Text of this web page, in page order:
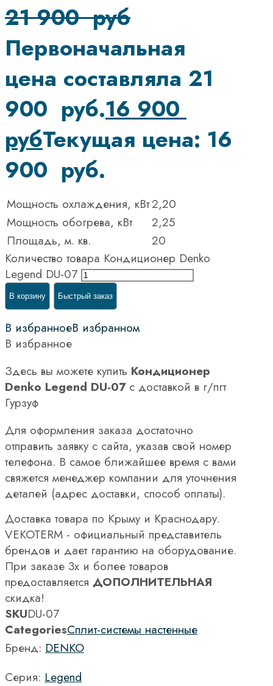
21 900руб
Первоначальная
цена составляла 21
900 руб.16 900
рубТекущая цена: 16
900 руб.
Мощность охлаждения, кВт2,20
Мощность обогрева, кВт
2,25
Площадь, м. кв.
20
Количество товара Кондиционер Denko
Legend DU-07
В корзину Быстрый заказ
В избранноеВ избранном
В избранное
Здесь вы можете купить Кондиционер
Denko Legend DU-07с доставкой в г/пгт
Гурзуф
Для оформления заказа достаточно
отправить заявку с сайта, указав свой номер
телефона. В самое ближайшее время с вами
свяжется менеджер компании для уточнения
деталей (адрес доставки, способ оплаты).
Доставка товара по Крыму и Краснодару.
VEKOTERM - официальный представитель
брендов и дает гарантию на оборудование.
При заказе 3х и более товаров
предоставляется ДОПОЛНИТЕЛЬНАЯ
скидка!
SKUDU-07
CategoriesСплит-системы настенные
Бренд: DENKO
Серия: Legend